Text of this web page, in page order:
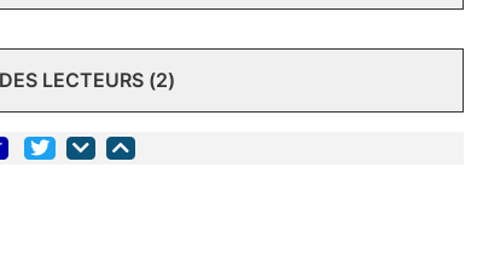
LECTEURS (2)